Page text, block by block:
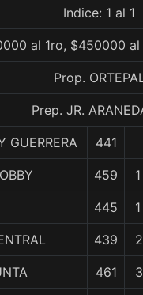
Indice: 1 al 1
al 1ro, $450000
Prop.
Prep. JR.
GUERRERA 441
459
445
439
461